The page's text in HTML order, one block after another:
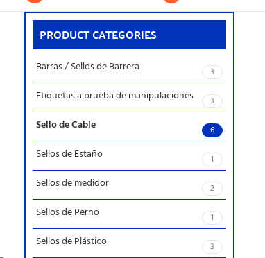
PRODUCT CATEGORIES
Barras / Sellos de Barrera 3
Etiquetas a prueba de manipulaciones 3
Sello de Cable 6
Sellos de Estaño 1
Sellos de medidor 2
Sellos de Perno 1
Sellos de Plástico 3